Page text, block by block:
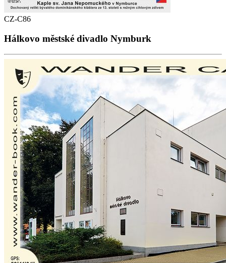
CZ-C86
Hálkovo městské divadlo Nymburk